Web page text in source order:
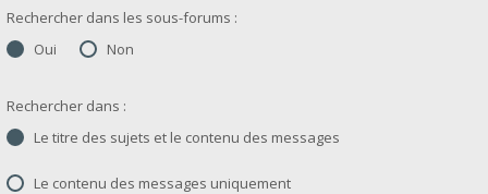
Rechercher dans les sous-forums :
Oui
Non
Rechercher dans :
Le titre des sujets et le contenu des messages
Le contenu des messages uniquement